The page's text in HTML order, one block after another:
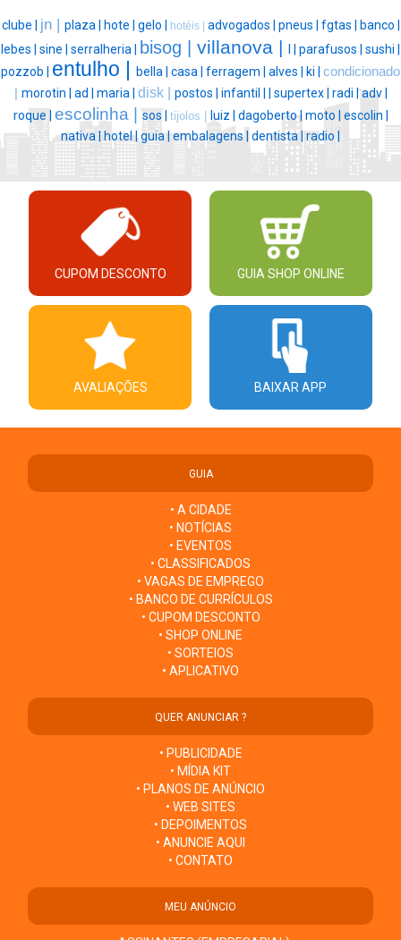
clube | jn | plaza | hote | gelo | hotéis | advogados | pneus | fgtas |
banco |
lebes | sine | serralheria | bisog | villanova | parafusos | sushi |
pozzob | entulho | bella | casa | ferragem | alves | ki | condicionado
morotin | ad | maria | disk | postos | infantil | supertex | radi |adv |
roque | escolinha | sos | tijolos | luiz | dagoberto | moto | escolin |
nativa |
hotel |guia |embalagens | dentista | radio |
CUPOM DESCONTO GUIA SHOP ONLINE
AVALIAÇÕES BAIXAR APP
GUIA
• A CIDADE
• NOTÍCIAS
• EVENTOS
• CLASSIFICADOS
• VAGAS DE EMPREGO
• BANCO DE CURRÍCULOS
• CUPOM DESCONTO
• SHOP ONLINE
• SORTEIOS
• APLICATIVO
QUER ANUNCIAR ?
• PUBLICIDADE
• MÍDIA KIT
• PLANOS DE ANÚNCIO
• WEB SITES
• DEPOIMENTOS
• ANUNCIE AQUI
• CONTATO
MEU ANÚNCIO